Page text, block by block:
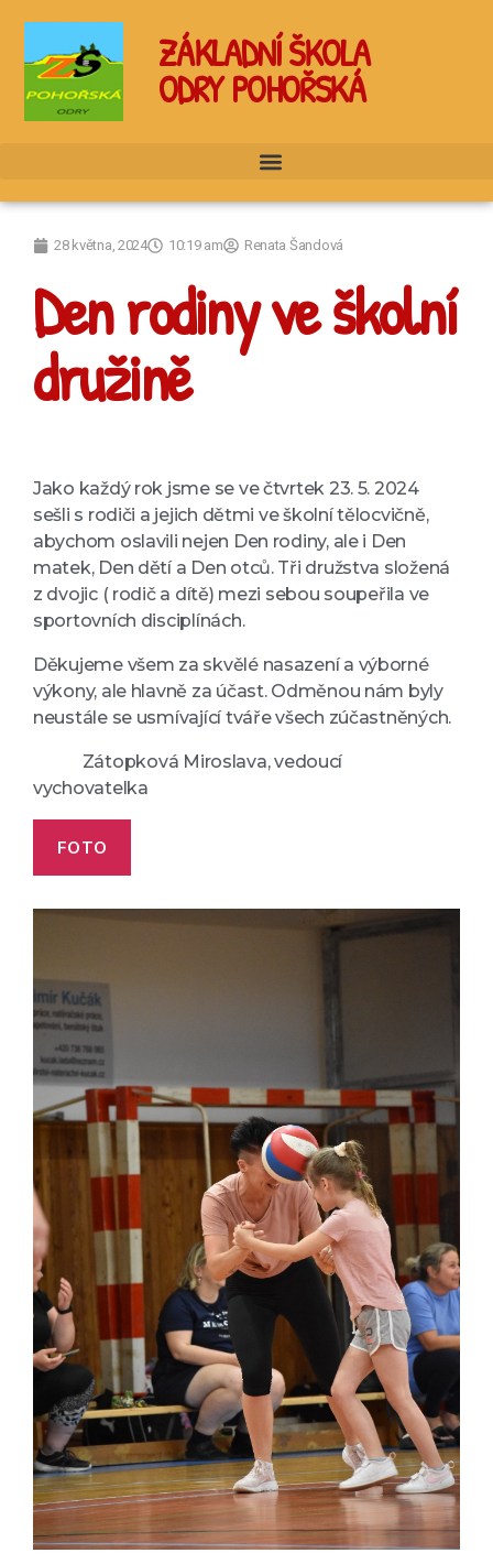
ZÁKLADNÍ ŠKOLA
ODRY POHOŘSKÁ
28 května, 2024 10:19 am Renata Šandová
Den rodiny ve školní
družině
Jako každý rok jsme se ve čtvrtek 23. 5. 2024
sešli s rodiči a jejich dětmi ve školní tělocvičně,
abychom oslavili nejen Den rodiny, ale i Den
matek, Den dětí a Den otců. Tři družstva složená
z dvojic ( rodič a dítě) mezi sebou soupeřila ve
sportovních disciplínách.
Děkujeme všem za skvělé nasazení a výborné
výkony, ale hlavně za účast. Odměnou nám byly
neustále se usmívající tváře všech zúčastněných.
Zátopková Miroslava, vedoucí
vychovatelka
FOTO